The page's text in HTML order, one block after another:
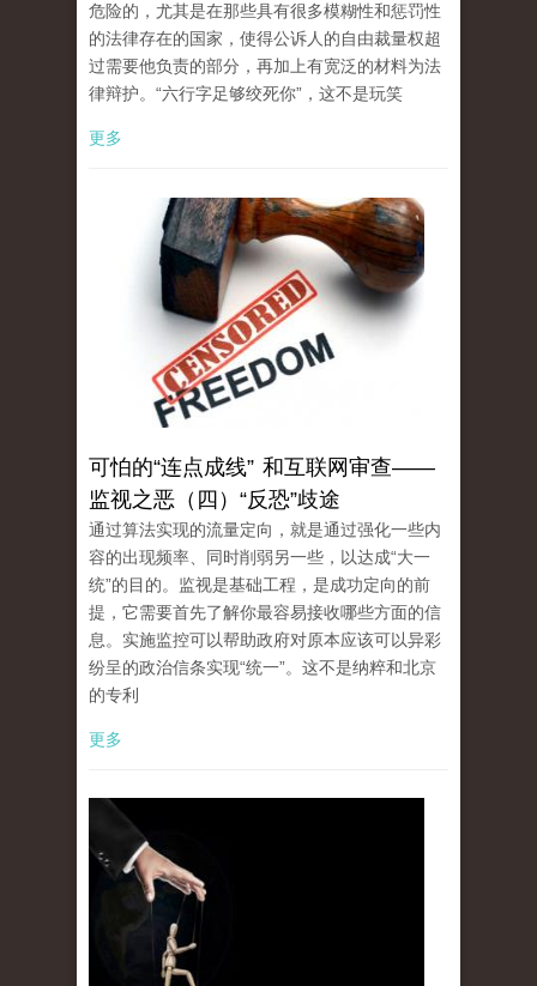
危险的，尤其是在那些具有很多模糊性和惩罚性
的法律存在的国家，使得公诉人的自由裁量权超
过需要他负责的部分，再加上有宽泛的材料为法
律辩护。“六行字足够绞死你”，这不是玩笑
更多
可怕的“连点成线” 和互联网审查——
监视之恶（四）“反恐”歧途
通过算法实现的流量定向，就是通过强化一些内
容的出现频率、同时削弱另一些，以达成“大一
统”的目的。监视是基础工程，是成功定向的前
提，它需要首先了解你最容易接收哪些方面的信
息。实施监控可以帮助政府对原本应该可以异彩
纷呈的政治信条实现“统一”。这不是纳粹和北京
的专利
更多